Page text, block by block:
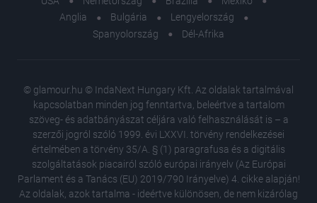
Anglia
Bulgária
Lengyelország
Spanyolország
Dél-Afrika
© glamour.hu © IndaNext Hungary Kft. Az oldalak tartalmával
kapcsolatban minden jog fenntartva, beleértve a tartalom
szöveg- és adatbányászat céljára való felhasználását is – a
szerzői jogról szóló 1999. évi LXXVI. törvény rendelkezései
értelmében a törvény 35/A. § (1) paragrafusa és a digitális
szolgáltatások piacairól szóló európai irányelv (Az Európai
Parlament és a Tanács (EU) 2019/790 Irányelve) 4. cikke alapján!
Az oldalak, azok tartalma - ideértve különösen, de nem kizárólag